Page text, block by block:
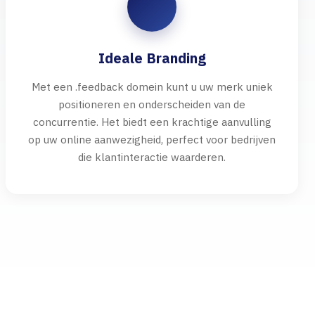
Ideale Branding
Met een .feedback domein kunt u uw merk uniek
positioneren en onderscheiden van de
concurrentie. Het biedt een krachtige aanvulling
op uw online aanwezigheid, perfect voor bedrijven
die klantinteractie waarderen.